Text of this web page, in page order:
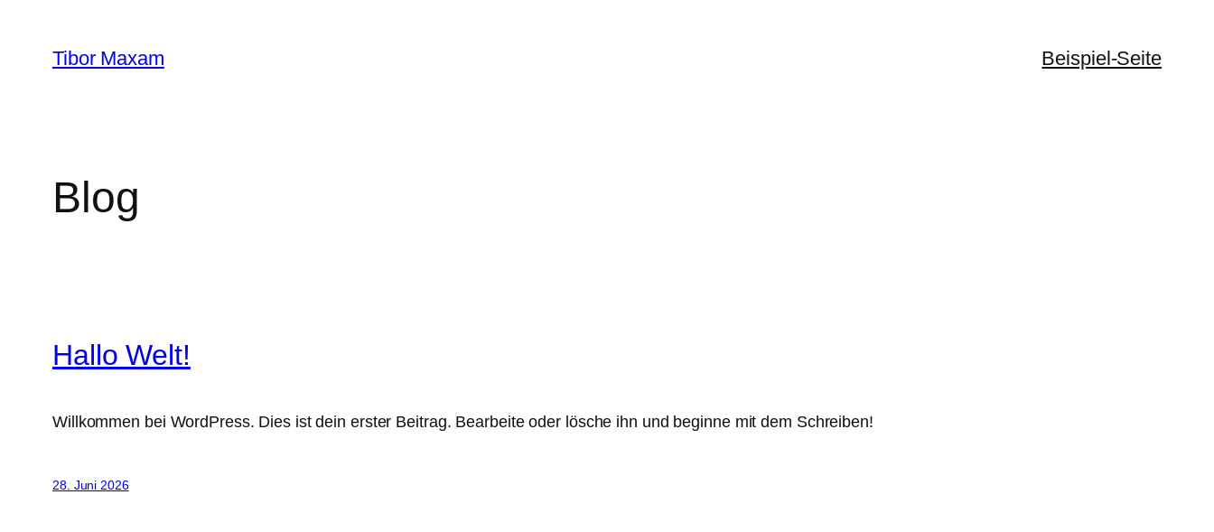
Inhalt
springen
Tibor Maxam Beispiel-Seite
Blog
Hallo Welt!
Willkommen bei WordPress. Dies ist dein erster Beitrag. Bearbeite oder lösche ihn und beginne mit dem Schreiben!
28. Juni 2026